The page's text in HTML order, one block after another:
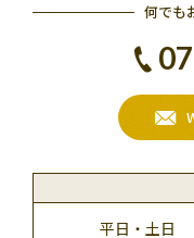
何でも
平日・土日